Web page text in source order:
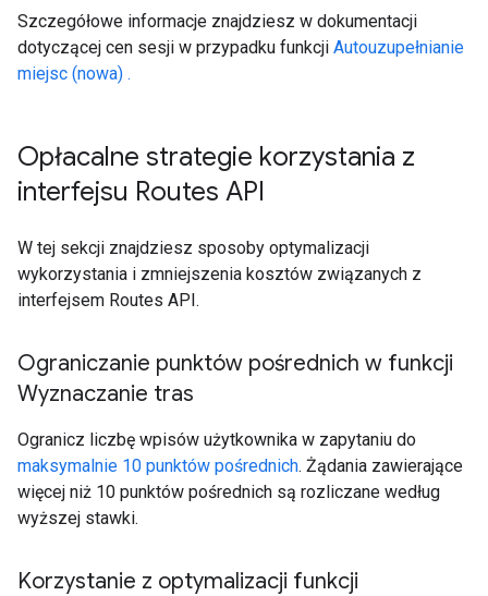
Szczegółowe informacje znajdziesz w dokumentacji
dotyczącej cen sesji w przypadku funkcji Autouzupełnianie
miejsc (nowa) .
Opłacalne strategie korzystania z
interfejsu Routes API
W tej sekcji znajdziesz sposoby optymalizacji
wykorzystania i zmniejszenia kosztów związanych z
interfejsem Routes API.
Ograniczanie punktów pośrednich w funkcji
Wyznaczanie tras
Ogranicz liczbę wpisów użytkownika w zapytaniu do
maksymalnie 10 punktów pośrednich. Żądania zawierające
więcej niż 10 punktów pośrednich są rozliczane według
wyższej stawki.
Korzystanie z optymalizacji funkcji